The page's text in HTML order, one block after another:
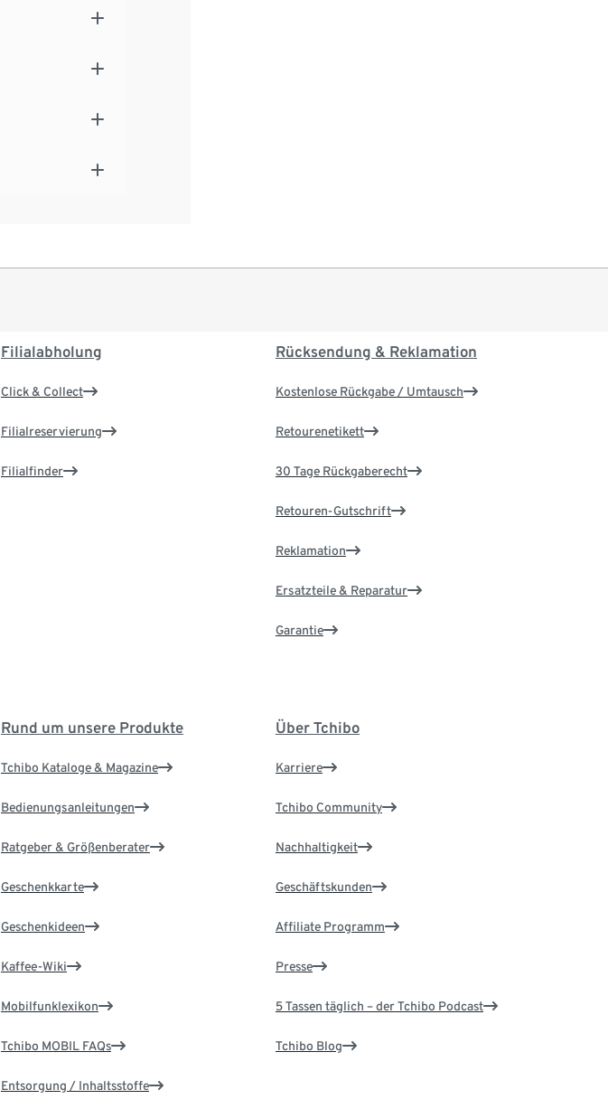
Filialabholung
Click & Collect
Filialreservierung
Filialfinder
Rücksendung & Reklamation
Kostenlose Rückgabe / Umtausch
Retourenetikett
30 Tage Rückgaberecht
Retouren-Gutschrift
Reklamation
Ersatzteile & Reparatur
Garantie
Rund um unsere Produkte
Tchibo Kataloge & Magazine
Bedienungsanleitungen
Ratgeber & Größenberater
Geschenkkarte
Geschenkideen
Kaffee-Wiki
Mobilfunklexikon
Tchibo MOBIL FAQs
Entsorgung / Inhaltsstoffe
Über Tchibo
Karriere
Tchibo Community
Nachhaltigkeit
Geschäftskunden
Affiliate Programm
Presse
5 Tassen täglich – der Tchibo Podcast
Tchibo Blog